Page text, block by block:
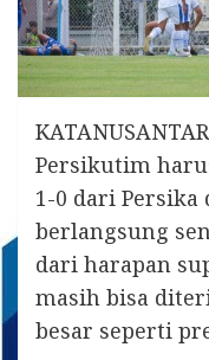
Persikutim
1-0 dari Persika
berlangsung
dari harapan
masih bisa
besar seperti